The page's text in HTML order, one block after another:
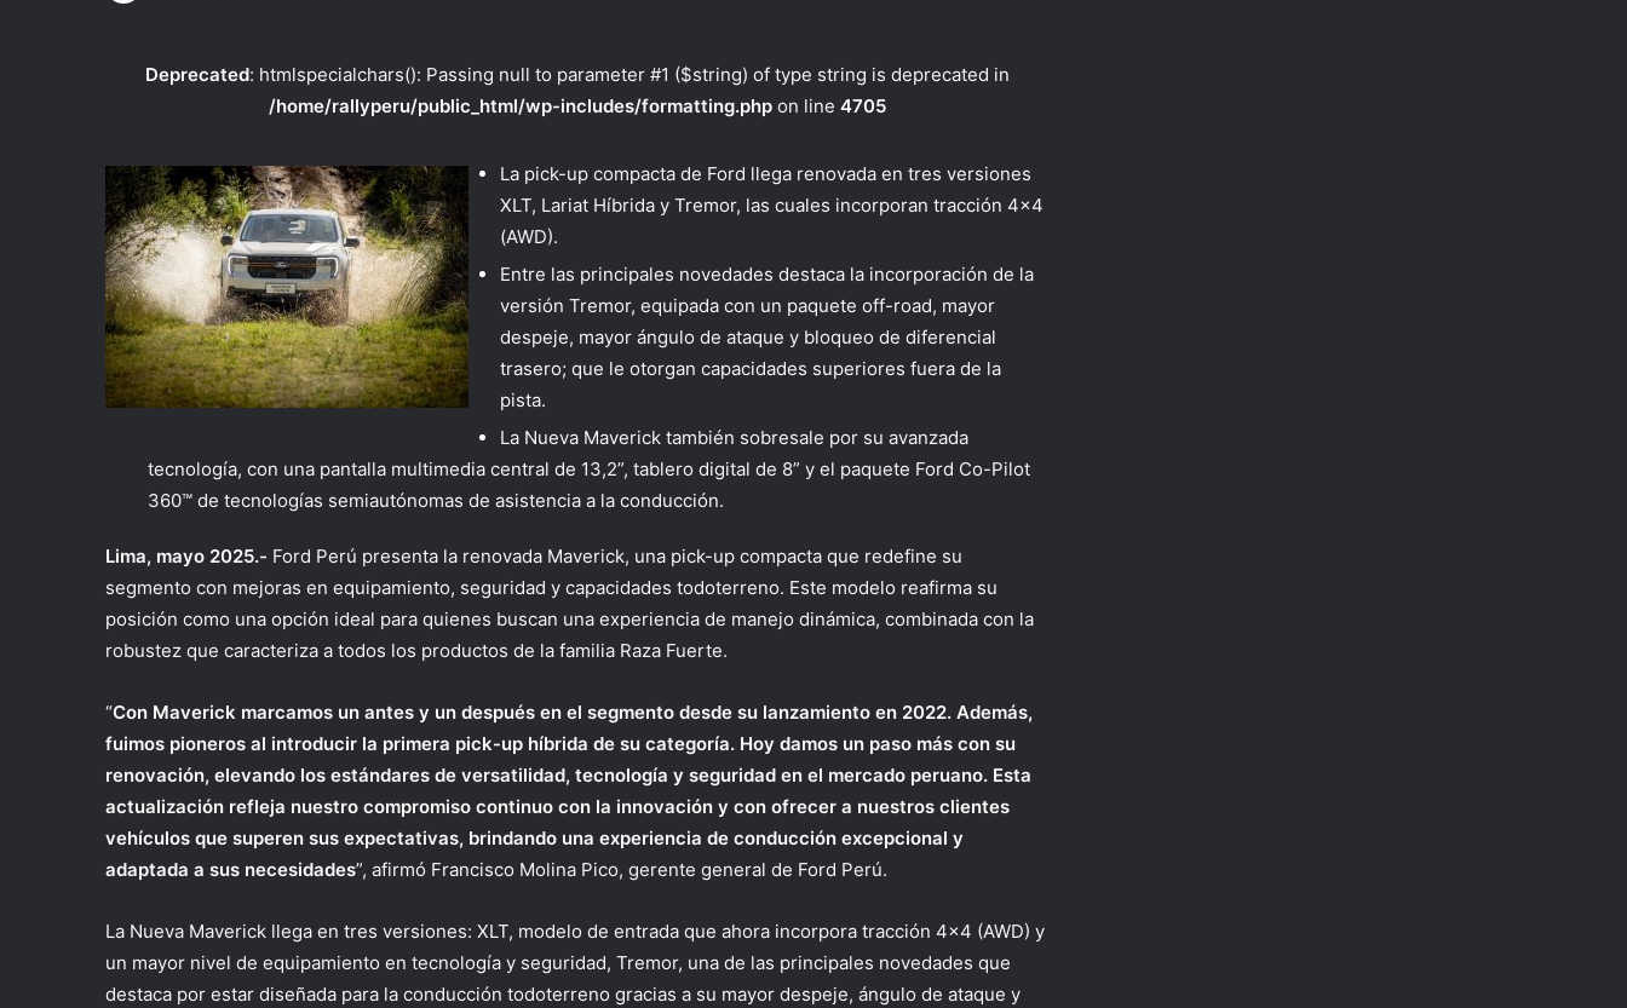
Deprecated: htmlspecialchars(): Passing null to parameter #1 ($string) of type string is deprecated in
/home/rallyperu/public_html/wp-includes/formatting.php on line 4705
La pick-up compacta de Ford llega renovada en tres versiones
XLT, Lariat Híbrida y Tremor, las cuales incorporan tracción 4×4
(AWD).
Entre las principales novedades destaca la incorporación de la
versión Tremor, equipada con un paquete off-road, mayor
despeje, mayor ángulo de ataque y bloqueo de diferencial
trasero; que le otorgan capacidades superiores fuera de la
pista.
La Nueva Maverick también sobresale por su avanzada
tecnología, con una pantalla multimedia central de 13,2”, tablero digital de 8” y el paquete Ford Co-Pilot
360™ de tecnologías semiautónomas de asistencia a la conducción.
Lima, mayo 2025.- Ford Perú presenta la renovada Maverick, una pick-up compacta que redefine su
segmento con mejoras en equipamiento, seguridad y capacidades todoterreno. Este modelo reafirma su
posición como una opción ideal para quienes buscan una experiencia de manejo dinámica, combinada con la
robustez que caracteriza a todos los productos de la familia Raza Fuerte.
“Con Maverick marcamos un antes y un después en el segmento desde su lanzamiento en 2022. Además,
fuimos pioneros al introducir la primera pick-up híbrida de su categoría. Hoy damos un paso más con su
renovación, elevando los estándares de versatilidad, tecnología y seguridad en el mercado peruano. Esta
actualización refleja nuestro compromiso continuo con la innovación y con ofrecer a nuestros clientes
vehículos que superen sus expectativas, brindando una experiencia de conducción excepcional y
adaptada a sus necesidades”, afirmó Francisco Molina Pico, gerente general de Ford Perú.
La Nueva Maverick llega en tres versiones: XLT, modelo de entrada que ahora incorpora tracción 4×4 (AWD) y
un mayor nivel de equipamiento en tecnología y seguridad, Tremor, una de las principales novedades que
destaca por estar diseñada para la conducción todoterreno gracias a su mayor despeje, ángulo de ataque y